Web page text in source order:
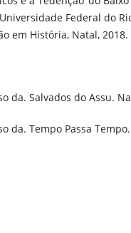
Federal do
em História, Natal, 2018.
da. Salvados do Assu.
da. Tempo Passa